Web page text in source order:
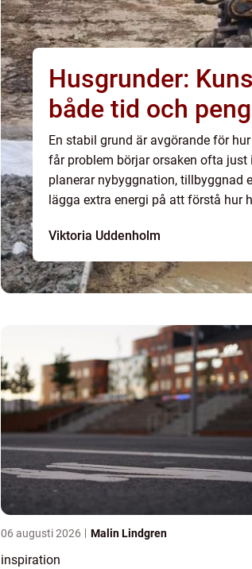
Husgrunder:
både tid och
En stabil grund är avgörande för
får problem börjar orsaken ofta just
planerar nybyggnation, tillbyggnad
lägga extra energi på att förstå hur
Viktoria Uddenholm
06 augusti 2026 Malin Lindgren
inspiration